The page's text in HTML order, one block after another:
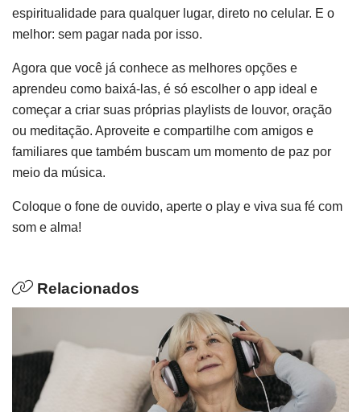
espiritualidade para qualquer lugar, direto no celular. E o
melhor: sem pagar nada por isso.
Agora que você já conhece as melhores opções e
aprendeu como baixá-las, é só escolher o app ideal e
começar a criar suas próprias playlists de louvor, oração
ou meditação. Aproveite e compartilhe com amigos e
familiares que também buscam um momento de paz por
meio da música.
Coloque o fone de ouvido, aperte o play e viva sua fé com
som e alma!
Relacionados